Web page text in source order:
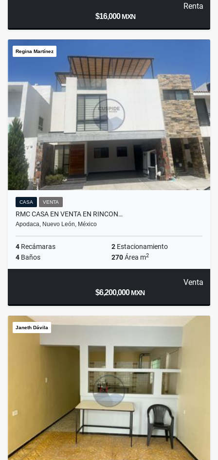
Renta
$16,000MXN
Regina Martínez
CASA VENTA
RMC CASA EN VENTA EN RINCON…
Apodaca, Nuevo León, México
4 Recámaras 2 Estacionamiento
4 Baños 270Área m2
Venta
$6,200,000MXN
Janeth Dávila